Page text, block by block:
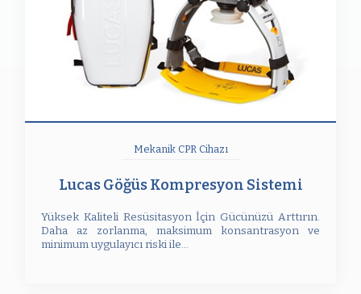
Mekanik CPR Cihazı
Lucas Göğüs Kompresyon Sistemi
Yüksek Kaliteli Resüsitasyon İçin Gücünüzü Arttırın.
Daha az zorlanma, maksimum konsantrasyon ve
minimum uygulayıcı riski ile...